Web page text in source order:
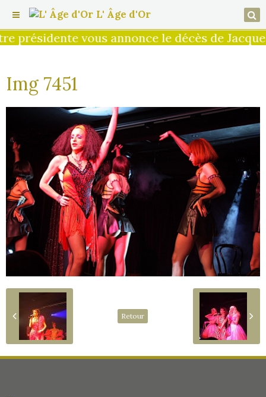
présidente vous annonce le décès de
L' Âge d'Or
Img 7451
Retour